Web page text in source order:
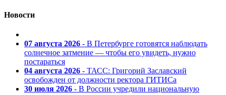
Новости
07 августа 2026 - В Петербурге готовятся наблюдать
солнечное затмение — чтобы его увидеть, нужно
постараться
04 августа 2026 - ТАСС: Григорий Заславский
освобожден от должности ректора ГИТИСа
30 июля 2026 - В России учредили национальную